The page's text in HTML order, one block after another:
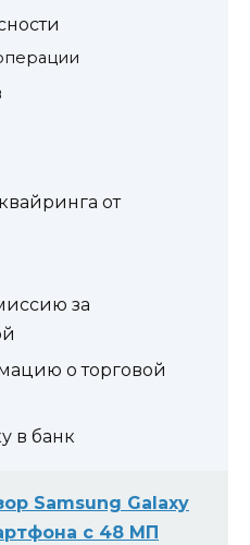
от
за
о торговой
в банк
Samsung Galaxy
с 48 МП